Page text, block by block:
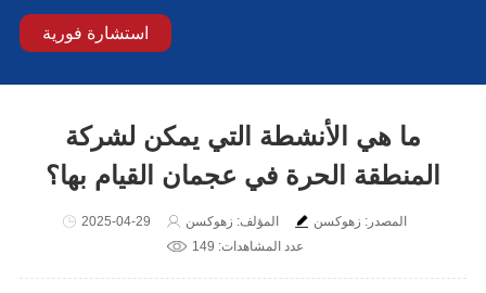
استشارة فورية
ما هي الأنشطة التي يمكن لشركة
المنطقة الحرة في عجمان القيام بها؟
2025-04-29 المؤلف: زهوكسن
المصدر: زهوكسن
عدد المشاهدات: 149